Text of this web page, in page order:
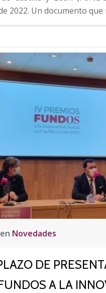
2022. Un documento que
Novedades
DE
A LA